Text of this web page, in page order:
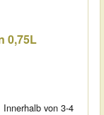
0,75L
Innerhalb von 3-4